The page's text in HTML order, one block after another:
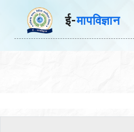
ई-मापविज्ञान